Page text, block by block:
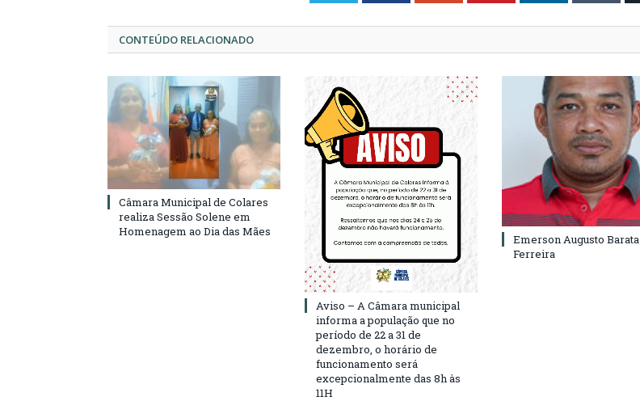
CONTEÚDO RELACIONADO
Câmara Municipal de Colares
realiza Sessão Solene em
Homenagem ao Dia das Mães
Aviso – A Câmara municipal
informa a população que no
período de 22 a 31 de
dezembro, o horário de
funcionamento será
excepcionalmente das 8h às
11H
Emerson Augusto Barata
Ferreira